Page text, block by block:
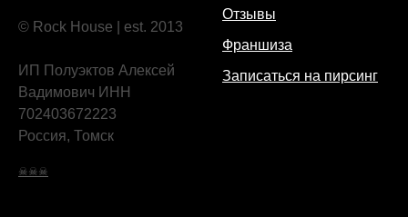
© Rock House | est. 2013
ИП Полуэктов Алексей
Вадимович ИНН
702403672223
Россия, Томск
☠☠☠
Отзывы
Франшиза
Записаться на пирсинг